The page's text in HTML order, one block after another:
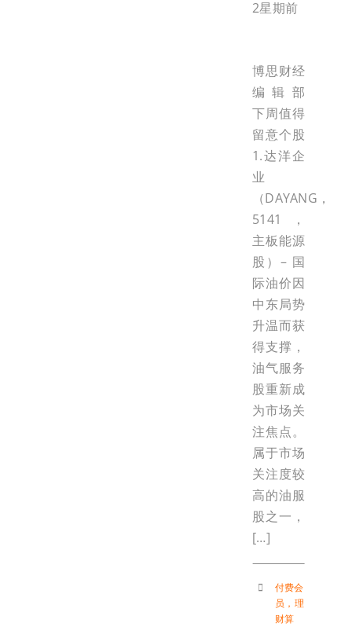
2星期前
博思财经
编辑部
下周值得
留意个股
1.达洋企
业
（DAYANG，
5141，
主板能源
股）– 国
际油价因
中东局势
升温而获
得支撑，
油气服务
股重新成
为市场关
注焦点。
属于市场
关注度较
高的油服
股之一，
[…]
付费会
员 ， 理
财算